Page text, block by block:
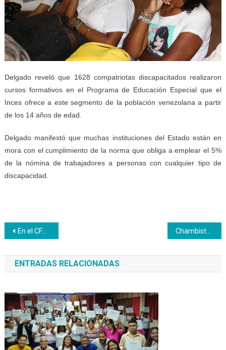
Delgado reveló que 1628 compatriotas discapacitados realizaron
cursos formativos en el Programa de Educación Especial que el
Inces ofrece a este segmento de la población venezolana a partir
de los 14 años de edad.
Delgado manifestó que muchas instituciones del Estado están en
mora con el cumplimiento de la norma que obliga a emplear el 5%
de la nómina de trabajadores a personas con cualquier tipo de
discapacidad.
Navegación
de
entradas
En el CFS Carúpano aprendices conformaron el Movimiento Nacional Somos Aprendices Chambistas ingresan a las nóminas del Banco Bicentenario en Yaracuy
ENTRADAS RELACIONADAS